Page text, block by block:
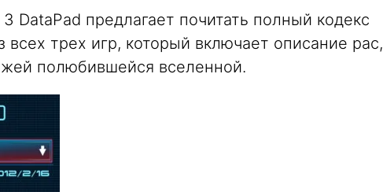
DataPad предлагает почитать полный кодекс
всех трех игр, который включает описание рас,
полюбившейся вселенной.